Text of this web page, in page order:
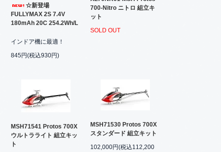
☆新登場
FULLYMAX 2S 7.4V
180mAh 20C 254.2Wh/L
インドア機に最適！
845円(税込930円)
700-Nitro ニトロ 組立キ
ット
SOLD OUT
MSH71541 Protos 700X
ウルトラライト 組立キッ
ト
MSH71530 Protos 700X
スタンダード 組立キット
102,000円(税込112,200